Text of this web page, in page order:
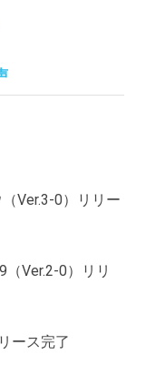
Ver.3-0）リリー
Ver.2-0）リリ
ース完了